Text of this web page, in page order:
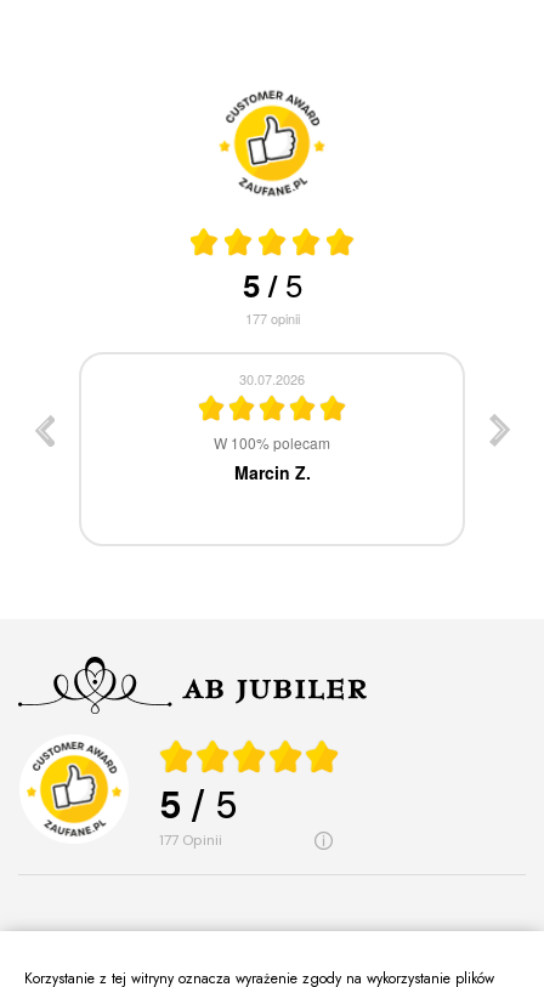
5/5
177opinii
30.07.2026
W 100% polecam
Marcin Z.
5 / 5
177 opinii
Korzystanie z tej witryny oznacza wyrażenie zgody na wykorzystanie plików